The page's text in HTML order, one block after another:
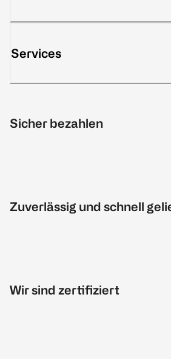
Services
Sicher bezahlen
Zuverlässig und schnell
Wir sind zertifiziert